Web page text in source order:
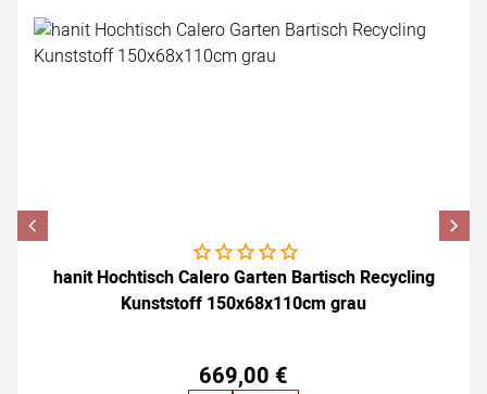
Noch keine Bewertungen abgegeben
hanit Hochtisch Calero Garten Bartisch Recycling
Kunststoff 150x68x110cm grau
669,00 €